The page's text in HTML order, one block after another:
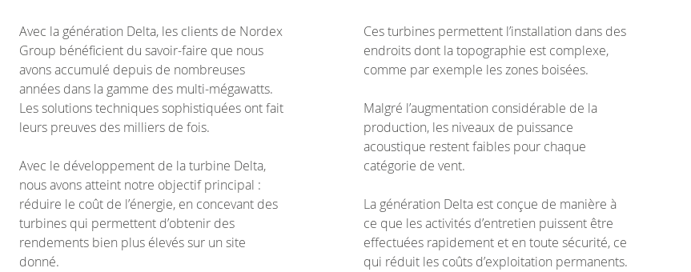
Avec la génération Delta, les clients de Nordex
Group bénéficient du savoir-faire que nous
avons accumulé depuis de nombreuses
années dans la gamme des multi-mégawatts.
Les solutions techniques sophistiquées ont fait
leurs preuves des milliers de fois.
Avec le développement de la turbine Delta,
nous avons atteint notre objectif principal :
réduire le coût de l’énergie, en concevant des
turbines qui permettent d’obtenir des
rendements bien plus élevés sur un site
donné.
Ces turbines permettent l’installation dans des
endroits dont la topographie est complexe,
comme par exemple les zones boisées.
Malgré l’augmentation considérable de la
production, les niveaux de puissance
acoustique restent faibles pour chaque
catégorie de vent.
La génération Delta est conçue de manière à
ce que les activités d’entretien puissent être
effectuées rapidement et en toute sécurité, ce
qui réduit les coûts d’exploitation permanents.